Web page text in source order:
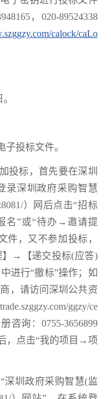
，020-89524338
calock/caLo
子投标文件。
投标，首先要在深圳
录深圳政府采购智慧
）网后点击“招标
名”或“待办→邀请提
件，又不参加投标，
→【递交投标(应答)
进行“撤标”操作；如
，请访问深圳公共资
ggzy/ce
咨询：0755-3656899
，点击“我的项目→项
深圳政府采购智慧(监